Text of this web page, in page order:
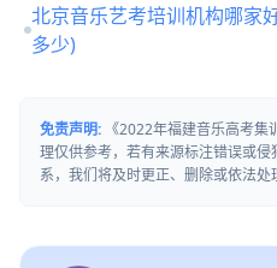
北京音乐艺考培训机构哪家
多少)
免责声明: 《2022年福建音乐高考
理仅供参考，若有来源标注错误或
系，我们将及时更正、删除或依法